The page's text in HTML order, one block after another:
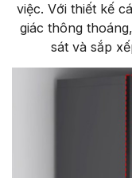
việc. Với thiết kế
giác thông
sát và sắp